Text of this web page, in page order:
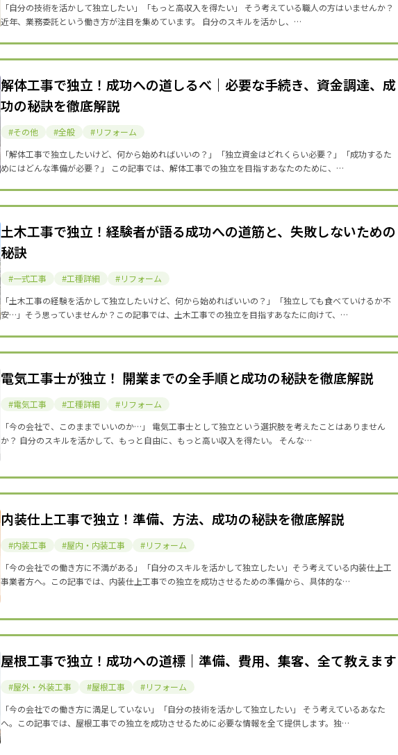
「自分の技術を活かして独立したい」「もっと高収入を得たい」 そう考えている職人の方はいませんか？
近年、業務委託という働き方が注目を集めています。 自分のスキルを活かし、…
解体工事で独立！成功への道しるべ｜必要な手続き、資金調達、成
功の秘訣を徹底解説
その他 全般
リフォーム
「解体工事で独立したいけど、何から始めればいいの？」「独立資金はどれくらい必要？」「成功するた
めにはどんな準備が必要？」 この記事では、解体工事での独立を目指すあなたのために、…
土木工事で独立！経験者が語る成功への道筋と、失敗しないための
秘訣
一式工事 工種詳細
リフォーム
「土木工事の経験を活かして独立したいけど、何から始めればいいの？」「独立しても食べていけるか不
安…」そう思っていませんか？この記事では、土木工事での独立を目指すあなたに向けて、…
電気工事士が独立！ 開業までの全手順と成功の秘訣を徹底解説
電気工事 工種詳細
リフォーム
「今の会社で、このままでいいのか…」 電気工事士として独立という選択肢を考えたことはありません
か？ 自分のスキルを活かして、もっと自由に、もっと高い収入を得たい。 そんな…
内装仕上工事で独立！準備、方法、成功の秘訣を徹底解説
内装工事 屋内・内装工事
リフォーム
「今の会社での働き方に不満がある」「自分のスキルを活かして独立したい」そう考えている内装仕上工
事業者方へ。この記事では、内装仕上工事での独立を成功させるための準備から、具体的な…
屋根工事で独立！成功への道標｜準備、費用、集客、全て教えます
屋外・外装工事 屋根工事
リフォーム
「今の会社での働き方に満足していない」「自分の技術を活かして独立したい」 そう考えているあなた
へ。この記事では、屋根工事での独立を成功させるために必要な情報を全て提供します。独…